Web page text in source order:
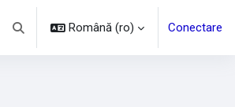
Afișați căutarea
Română ‎(ro)‎ Conectare